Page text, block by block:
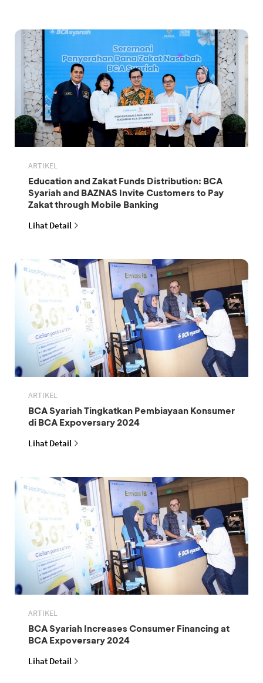
ARTIKEL
Education and Zakat Funds Distribution: BCA
Syariah and BAZNAS Invite Customers to Pay
Zakat through Mobile Banking
Lihat Detail
ARTIKEL
BCA Syariah Tingkatkan Pembiayaan Konsumer
di BCA Expoversary 2024
Lihat Detail
ARTIKEL
BCA Syariah Increases Consumer Financing at
BCA Expoversary 2024
Lihat Detail